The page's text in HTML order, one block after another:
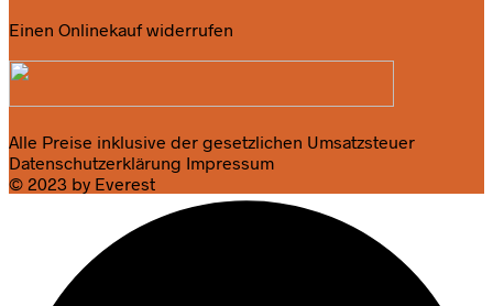
Einen Onlinekauf widerrufen
Alle Preise inklusive der gesetzlichen Umsatzsteuer
Datenschutzerklärung Impressum
© 2023 by Everest